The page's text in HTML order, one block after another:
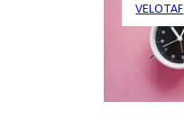
VÉLO
ALLER
?
VELOTAF